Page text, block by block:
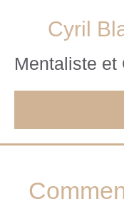
Cyril
Mentaliste et